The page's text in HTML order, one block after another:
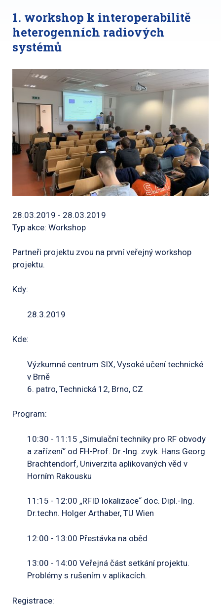
1. workshop k interoperabilitě
heterogenních radiových
systémů
28.03.2019 - 28.03.2019
Typ akce: Workshop
Partneři projektu zvou na první veřejný workshop
projektu.
Kdy:
28.3.2019
Kde:
Výzkumné centrum SIX, Vysoké učení technické
v Brně
6. patro, Technická 12, Brno, CZ
Program:
10:30 - 11:15 „Simulační techniky pro RF obvody
a zařízení“ od FH-Prof. Dr.-Ing. zvyk. Hans Georg
Brachtendorf, Univerzita aplikovaných věd v
Horním Rakousku
11:15 - 12:00 „RFID lokalizace“ doc. Dipl.-Ing.
Dr.techn. Holger Arthaber, TU Wien
12:00 - 13:00 Přestávka na oběd
13:00 - 14:00 Veřejná část setkání projektu.
Problémy s rušením v aplikacích.
Registrace: